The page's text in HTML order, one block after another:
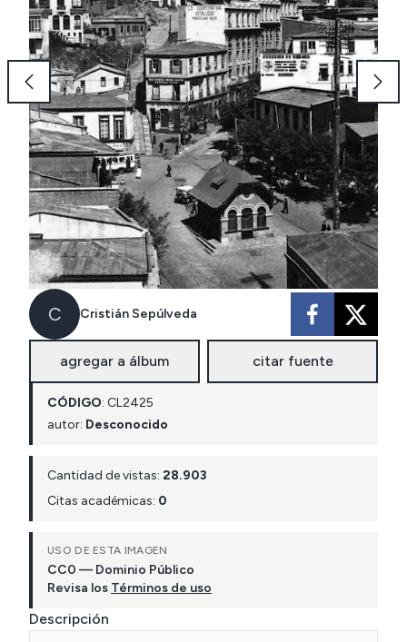
C Cristián Sepúlveda
agregar a álbum citar fuente
CÓDIGO: CL2425
autor: Desconocido
Cantidad de vistas: 28.903
Citas académicas: 0
USO DE ESTA IMAGEN
CC0 — Dominio Público
Revisa los Términos de uso
Descripción